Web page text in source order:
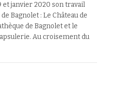
et janvier 2020 son travail
Bagnolet : Le Château de
de Bagnolet et le
Au croisement du